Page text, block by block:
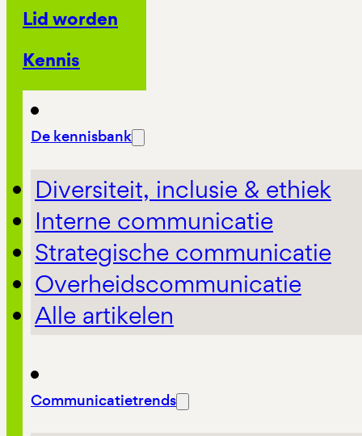
Lid worden
Kennis
De kennisbank
Diversiteit, inclusie & ethiek
Interne communicatie
Strategische communicatie
Overheidscommunicatie
Alle artikelen
Communicatietrends